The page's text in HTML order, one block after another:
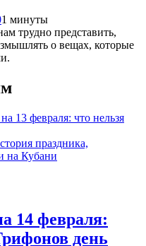
1 минуты
трудно представить,
о вещах, которые
13 февраля: что нельзя
праздника,
на Кубани
14 февраля:
день